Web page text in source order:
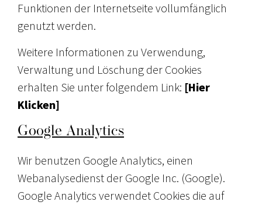
Funktionen der Internetseite vollumfänglich
genutzt werden.
Weitere Informationen zu Verwendung,
Verwaltung und Löschung der Cookies
erhalten Sie unter folgendem Link: [Hier
Klicken]
Google Analytics
Wir benutzen Google Analytics, einen
Webanalysedienst der Google Inc. (Google).
Google Analytics verwendet Cookies die auf